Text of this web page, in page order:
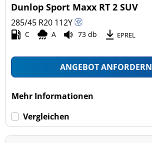
Dunlop Sport Maxx RT 2 SUV
285/45 R20 112Y
C A 73 db EPREL
ANGEBOT ANFORDERN
Mehr Informationen
Vergleichen